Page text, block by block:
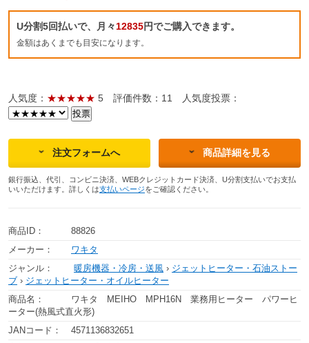
U分割5回払いで、月々12835円でご購入できます。
金額はあくまでも目安になります。
人気度： ★★★★★ 5 評価件数：11 人気度投票：
注文フォームへ 商品詳細を見る
銀行振込、代引、コンビニ決済、WEBクレジットカード決済、U分割支払いでお支払
いいただけます。詳しくは支払いページをご確認ください。
商品ID：
88826
メーカー：
ワキタ
ジャンル：
暖房機器・冷房・送風 › ジェットヒーター・石油ストー
ブ › ジェットヒーター・オイルヒーター
商品名：
ワキタ MEIHO MPH16N 業務用ヒーター パワーヒ
ーター(熱風式直火形)
JANコード：
4571136832651